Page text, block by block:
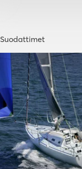
Suodattimet